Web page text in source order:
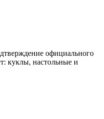
официального
куклы, настольные и